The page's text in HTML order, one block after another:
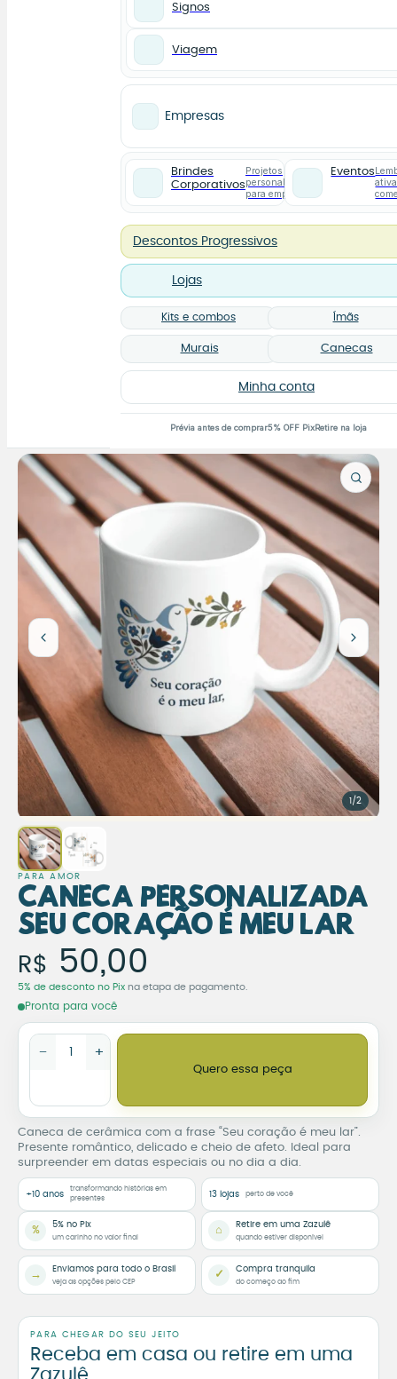
Signos
Viagem
Empresas
Brindes
Corporativos
Projetos
personalizados
para empresas
Eventos
Descontos Progressivos
Lojas
Kits e combos Ímãs
Murais Canecas
Minha conta
Prévia antes de comprar5% OFF PixRetire na loja
1/2
PARA AMOR
Caneca Personalizada
Seu Coração é Meu Lar
Caneca Personalizada
R$ 50,00
5% de desconto no Pix na etapa de pagamento.
Pronta para você
Caneca de cerâmica com a frase “Seu coração é meu lar”.
Presente romântico, delicado e cheio de afeto. Ideal para
surpreender em datas especiais ou no dia a dia.
Caneca Personalizada Seu Coração é Meu Lar quantidade
− +
Quero essa peça
+10 anos
transformando histórias em
presentes
13 lojas perto de você
% 5% no Pix
um carinho no valor final
⌂ Retire em uma Zazulê
quando estiver disponível
→ Enviamos para todo o Brasil
veja as opções pelo CEP
✓ Compra tranquila
do começo ao fim
PARA CHEGAR DO SEU JEITO
Receba em casa ou retire em uma